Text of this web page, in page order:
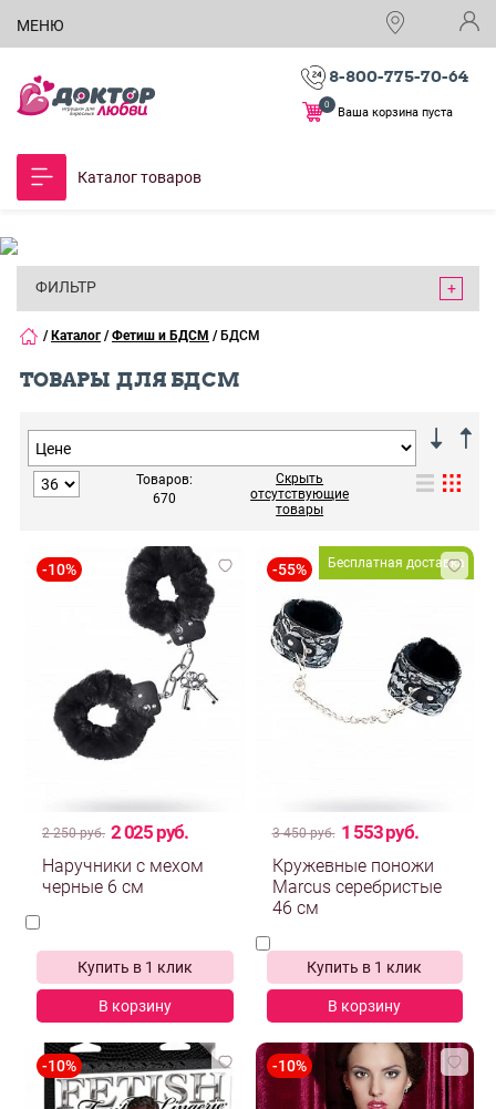
МЕНЮ
8-800-775-70-64
Ваша корзина пуста
0
Каталог товаров
ФИЛЬТР
/ Каталог / Фетиш и БДСМ / БДСМ
ТОВАРЫ ДЛЯ БДСМ
Товаров:
670
Скрыть
отсутствующие
товары
2 025 руб.
2 250 руб.
Купить в 1 клик
В корзину
Бесплатная доставка
1 553 руб.
3 450 руб.
Купить в 1 клик
В корзину